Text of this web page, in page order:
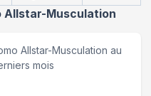
Allstar-Musculation
Allstar-Musculation au
mois